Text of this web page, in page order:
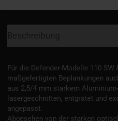
Für die Defender-Modelle 110 SW
maßgefertigten Beplankungen
aus 2,5/4 mm starkem
lasergeschnitten, entgratet und
angepasst.
Abgesehen von der starken